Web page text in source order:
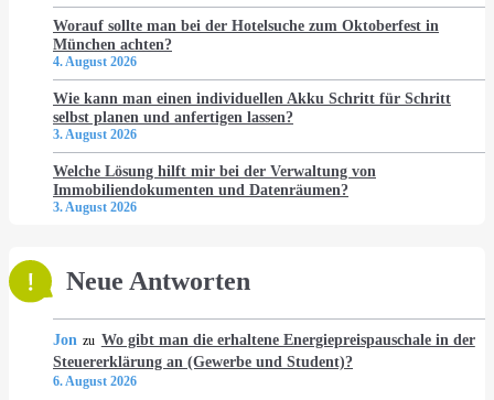
Worauf sollte man bei der Hotelsuche zum Oktoberfest in
München achten?
4. August 2026
Wie kann man einen individuellen Akku Schritt für Schritt
selbst planen und anfertigen lassen?
3. August 2026
Welche Lösung hilft mir bei der Verwaltung von
Immobiliendokumenten und Datenräumen?
3. August 2026
Neue Antworten
Jon zu Wo gibt man die erhaltene Energiepreispauschale in der
Steuererklärung an (Gewerbe und Student)?
6. August 2026